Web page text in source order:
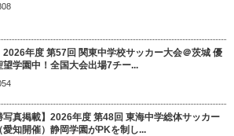
2026年度 第57回 関東中学校サッカー大会＠茨城 優
望学園中！全国大会出場7チー...
写真掲載】2026年度 第48回 東海中学総体サッカー
愛知開催）静岡学園がPKを制し...